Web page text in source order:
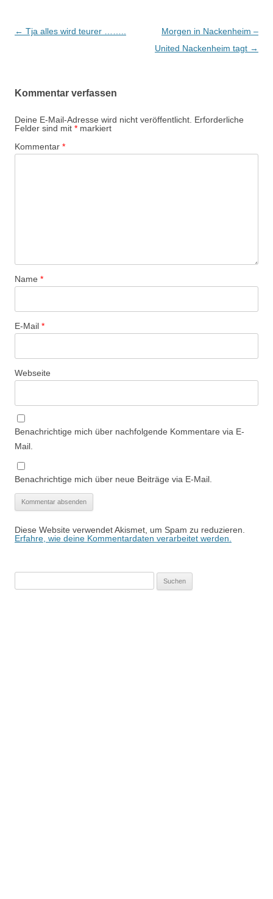
Beitrags-
← Tja alles wird teurer ……..
Morgen in Nackenheim –
United Nackenheim tagt →
Kommentar verfassen
Deine E-Mail-Adresse wird nicht veröffentlicht. Erforderliche
Felder sind mit * markiert
Kommentar *
Name *
E-Mail *
Webseite
Benachrichtige mich über nachfolgende Kommentare via E-
Mail.
Benachrichtige mich über neue Beiträge via E-Mail.
Diese Website verwendet Akismet, um Spam zu reduzieren.
Erfahre, wie deine Kommentardaten verarbeitet werden.
nach: